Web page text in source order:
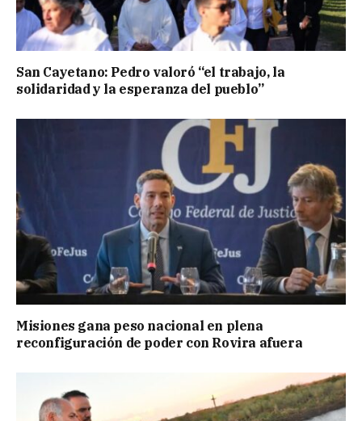
San Cayetano: Pedro valoró “el trabajo, la
solidaridad y la esperanza del pueblo”
Misiones gana peso nacional en plena
reconfiguración de poder con Rovira afuera